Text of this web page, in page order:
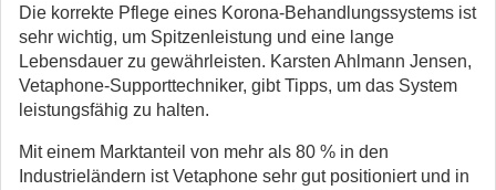
Die korrekte Pflege eines Korona-Behandlungssystems ist
sehr wichtig, um Spitzenleistung und eine lange
Lebensdauer zu gewährleisten. Karsten Ahlmann Jensen,
Vetaphone-Supporttechniker, gibt Tipps, um das System
leistungsfähig zu halten.
Mit einem Marktanteil von mehr als 80 % in den
Industrieländern ist Vetaphone sehr gut positioniert und in